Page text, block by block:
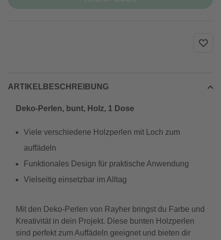
ARTIKELBESCHREIBUNG
Deko-Perlen, bunt, Holz, 1 Dose
Viele verschiedene Holzperlen mit Loch zum
auffädeln
Funktionales Design für praktische Anwendung
Vielseitig einsetzbar im Alltag
Mit den Deko-Perlen von Rayher bringst du Farbe und
Kreativität in dein Projekt. Diese bunten Holzperlen
sind perfekt zum Auffädeln geeignet und bieten dir